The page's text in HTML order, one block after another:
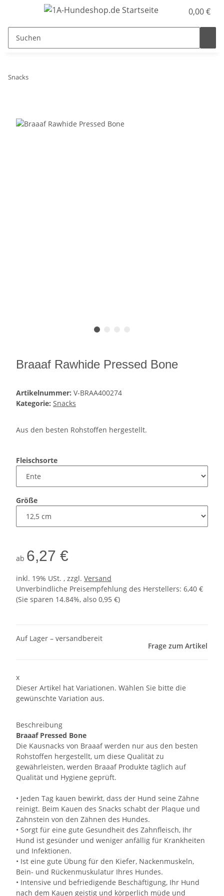
0,00 €
Snacks
Braaaf Rawhide Pressed Bone
Artikelnummer: V-BRAA400274
Kategorie: Snacks
Aus den besten Rohstoffen hergestellt.
Fleischsorte
Größe
ab 6,27 €
inkl. 19% USt. , zzgl. Versand
Unverbindliche Preisempfehlung des Herstellers: 6,40 €
(Sie sparen 14.84%, also 0,95 €)
Auf Lager – versandbereit
Frage zum Artikel
x
Dieser Artikel hat Variationen. Wählen Sie bitte die
gewünschte Variation aus.
Beschreibung
Braaaf Pressed Bone
Die Kausnacks von Braaaf werden nur aus den besten
Rohstoffen hergestellt, um diese Qualität zu
gewährleisten, werden Braaaf Produkte täglich auf
Qualität und Hygiene geprüft.
• Jeden Tag kauen bewirkt, dass der Hund seine Zähne
reinigt. Beim Kauen des Snacks schabt der Plaque und
Zahnstein von den Zähnen des Hundes.
• Sorgt für eine gute Gesundheit des Zahnfleisch, Ihr
Hund ist gesünder und weniger anfällig für Krankheiten
und Infektionen.
• Ist eine gute Übung für den Kiefer, Nackenmuskeln,
Bein- und Rückenmuskulatur Ihres Hundes.
• Intensive und befriedigende Beschäftigung, Ihr Hund
nach dem Kauen geistig und körperlich müde und